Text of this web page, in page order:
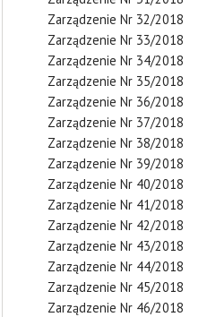
Zarządzenie Nr 32/2018
Zarządzenie Nr 33/2018
Zarządzenie Nr 34/2018
Zarządzenie Nr 35/2018
Zarządzenie Nr 36/2018
Zarządzenie Nr 37/2018
Zarządzenie Nr 38/2018
Zarządzenie Nr 39/2018
Zarządzenie Nr 40/2018
Zarządzenie Nr 41/2018
Zarządzenie Nr 42/2018
Zarządzenie Nr 43/2018
Zarządzenie Nr 44/2018
Zarządzenie Nr 45/2018
Zarządzenie Nr 46/2018